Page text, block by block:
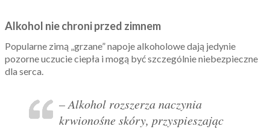
Alkohol nie chroni przed zimnem
Popularne zimą „grzane” napoje alkoholowe dają jedynie
pozorne uczucie ciepła i mogą być szczególnie niebezpieczne
dla serca.
– Alkohol rozszerza naczynia
krwionośne skóry, przyspieszając